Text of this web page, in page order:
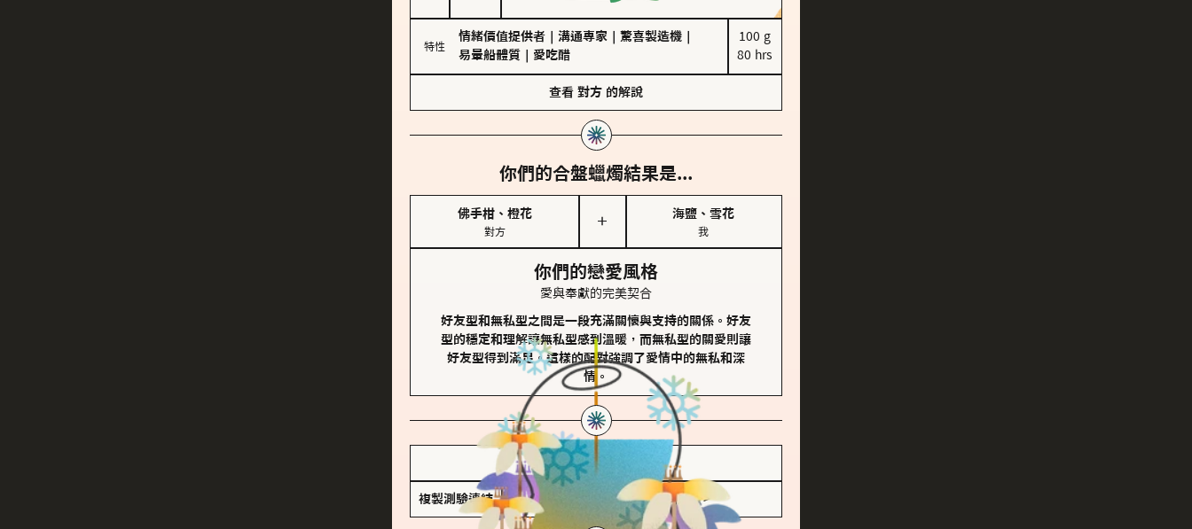
特性
情緒價值提供者 溝通專家 驚喜製造機
易暈船體質
愛吃醋
100 g
80 hrs
查看 對方 的解說
你們的合盤蠟燭結果是...
佛手柑、橙花
對方
＋
海鹽、雪花
我
你們的戀愛風格
愛與奉獻的完美契合
好友型和無私型之間是一段充滿關懷與支持的關係。好友
型的穩定和理解讓無私型感到溫暖，而無私型的關愛則讓
好友型得到滿足。這樣的配對強調了愛情中的無私和深
情。
儲存我的結果圖
複製測驗連結 查看香氛類型全解析 >>>